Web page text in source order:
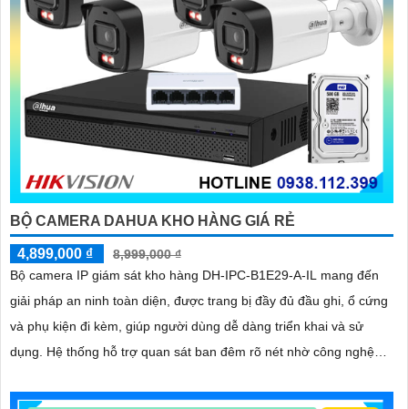
BỘ CAMERA DAHUA KHO HÀNG GIÁ RẺ
4,899,000 ₫
8,999,000 ₫
Bộ camera IP giám sát kho hàng DH-IPC-B1E29-A-IL mang đến
giải pháp an ninh toàn diện, được trang bị đầy đủ đầu ghi, ổ cứng
và phụ kiện đi kèm, giúp người dùng dễ dàng triển khai và sử
dụng. Hệ thống hỗ trợ quan sát ban đêm rõ nét nhờ công nghệ
hiện chuyển động thông minh, giúp đảm bảo an toàn tuyệt đối cho